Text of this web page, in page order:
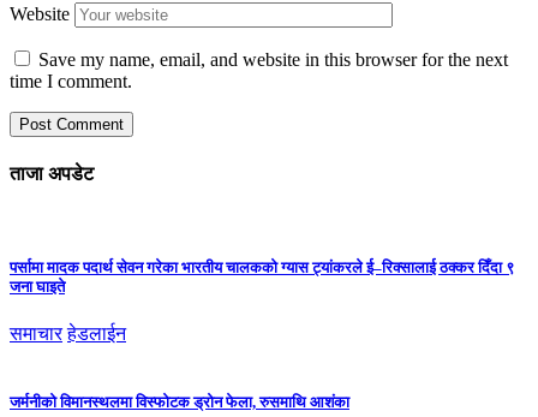
Website
Save my name, email, and website in this browser for the next
time I comment.
ताजा अपडेट
पर्सामा मादक पदार्थ सेवन गरेका भारतीय चालकको ग्यास ट्यांकरले ई–रिक्सालाई ठक्कर दिँदा ९
जना घाइते
समाचार हेडलाईन
जर्मनीको विमानस्थलमा विस्फोटक ड्रोन फेला, रुसमाथि आशंका